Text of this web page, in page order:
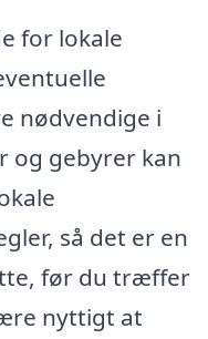
for lokale
nødvendige i
og gebyrer kan
så det er en
før du træffer
nyttigt at